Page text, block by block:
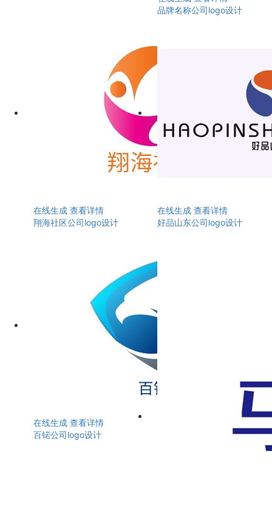
品牌名称公司logo设计
在线生成 查看详情
翔海社区公司logo设计
在线生成 查看详情
好品山东公司logo设计
在线生成 查看详情
百锘公司logo设计